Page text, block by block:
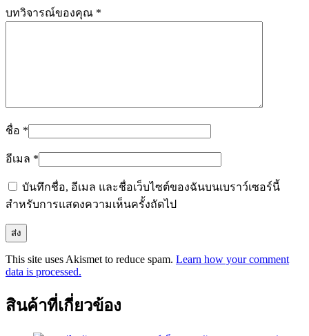
บทวิจารณ์ของคุณ *
ชื่อ *
อีเมล *
บันทึกชื่อ, อีเมล และชื่อเว็บไซต์ของฉันบนเบราว์เซอร์นี้
สำหรับการแสดงความเห็นครั้งถัดไป
This site uses Akismet to reduce spam. Learn how your comment
data is processed.
สินค้าที่เกี่ยวข้อง